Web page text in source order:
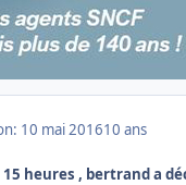
10 mai 201610 ans
15 heures , bertrand a